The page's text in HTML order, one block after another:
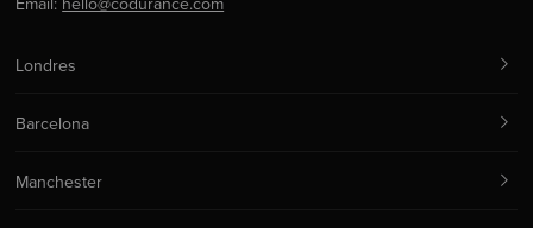
Londres
Barcelona
Manchester